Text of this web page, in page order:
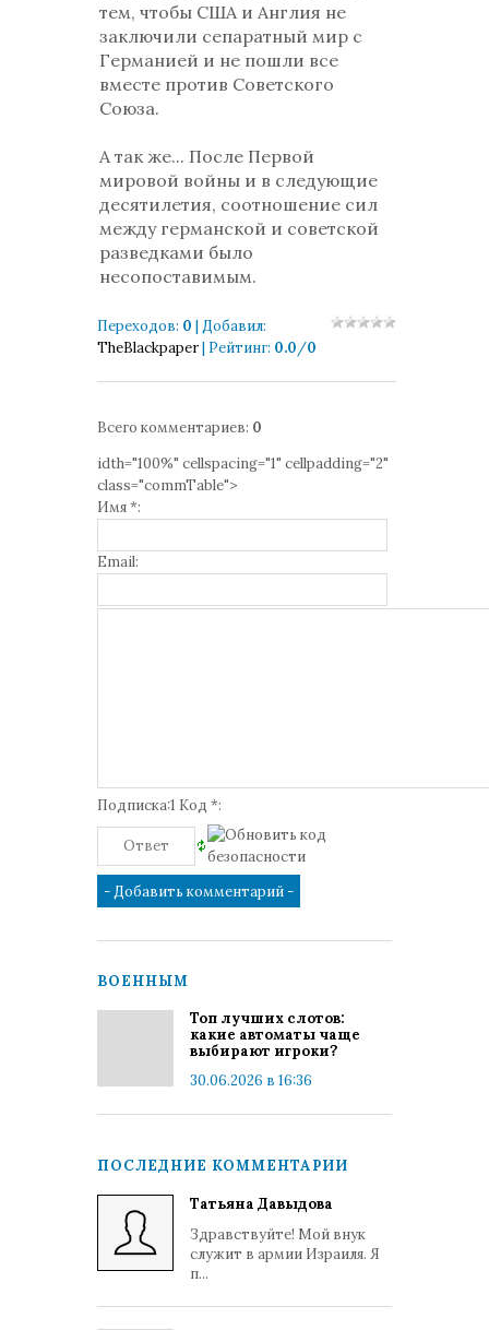
тем, чтобы США и Англия не
заключили сепаратный мир с
Германией и не пошли все
вместе против Советского
Союза.
А так же... После Первой
мировой войны и в следующие
десятилетия, соотношение сил
между германской и советской
разведками было
несопоставимым.
Переходов: 0 | Добавил:
TheBlackpaper| Рейтинг: 0.0/0
Всего комментариев: 0
idth="100%" cellspacing="1" cellpadding="2"
class="commTable">
Имя *:
Email:
Подписка:1 Код *:
ВОЕННЫМ
Топ лучших слотов:
какие автоматы чаще
выбирают игроки?
30.06.2026 в 16:36
ПОСЛЕДНИЕ КОММЕНТАРИИ
Татьяна Давыдова
Здравствуйте! Мой внук
служит в армии Израиля. Я
п...